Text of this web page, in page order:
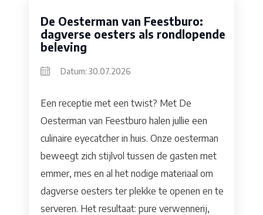
De Oesterman van Feestburo:
dagverse oesters als rondlopende
beleving
Datum: 30.07.2026
Een receptie met een twist? Met De
Oesterman van Feestburo halen jullie een
culinaire eyecatcher in huis. Onze oesterman
beweegt zich stijlvol tussen de gasten met
emmer, mes en al het nodige materiaal om
dagverse oesters ter plekke te openen en te
serveren. Het resultaat: pure verwennerij,